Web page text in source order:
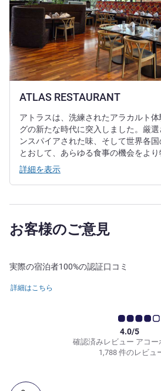
ATLAS RESTAURANT
アトラスは、洗練されたアラカルト
グの新たな時代に突入しました。厳
ンスパイアされた味、そして世界各
とおして、あらゆる食事の機会をより
詳細を表示
お客様のご意見
実際の宿泊者100%の認証口コミ
詳細はこちら
確認済みレビュー アコー
4.0/5
1,788 件のレビュ